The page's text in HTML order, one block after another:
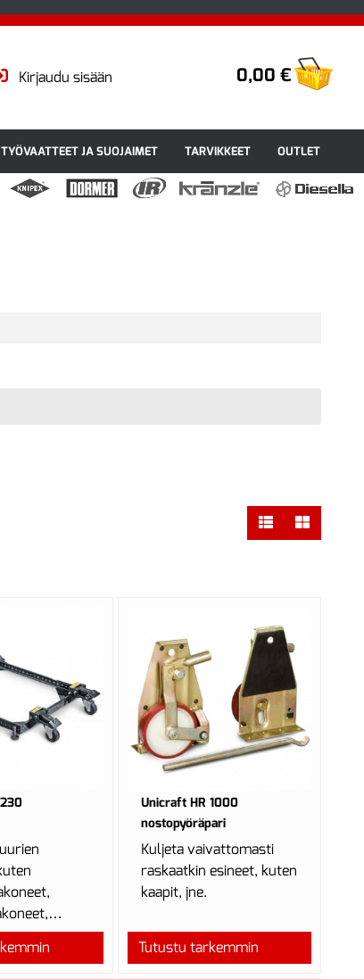
0,00 €
Kirjaudu sisään
TYÖVAATTEET JA SUOJAIMET TARVIKKEET OUTLET
siirtoon
Unicraft HR 1000
nostopyöräpari
Kuljeta vaivattomasti
raskaatkin esineet, kuten
kaapit, jne.
Tutustu tarkemmin